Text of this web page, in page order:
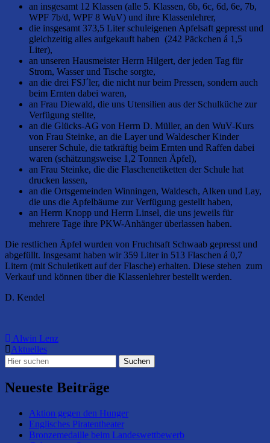
an insgesamt 12 Klassen (alle 5. Klassen, 6b, 6c, 6d, 6e, 7b,
WPF 7b/d, WPF 8 WuV) und ihre Klassenlehrer,
die insgesamt 373,5 Liter schuleigenen Apfelsaft gepresst und
gleichzeitig alles aufgekauft haben (242 Päckchen á 1,5
Liter),
an unseren Hausmeister Herrn Hilgert, der jeden Tag für
Strom, Wasser und Tische sorgte,
an die drei FSJ´ler, die nicht nur beim Pressen, sondern auch
beim Ernten dabei waren,
an Frau Diewald, die uns Utensilien aus der Schulküche zur
Verfügung stellte,
an die Glücks-AG von Herrn D. Müller, an den WuV-Kurs
von Frau Steinke, an die Layer und Waldescher Kinder
unserer Schule, die tatkräftig beim Ernten und Raffen dabei
waren (schätzungsweise 1,2 Tonnen Äpfel),
an Frau Steinke, die die Flaschenetiketten der Schule hat
drucken lassen,
an die Ortsgemeinden Winningen, Waldesch, Alken und Lay,
die uns die Apfelbäume zur Verfügung gestellt haben,
an Herrn Knopp und Herrn Linsel, die uns jeweils für
mehrere Tage ihre PKW-Anhänger überlassen haben.
Die restlichen Äpfel wurden von Fruchtsaft Schwaab gepresst und
abgefüllt. Insgesamt haben wir 359 Liter in 513 Flaschen á 0,7
Litern (mit Schuletikett auf der Flasche) erhalten. Diese stehen zum
Verkauf und können über die Klassenlehrer bestellt werden.
D. Kendel
Alwin Lenz
Aktuelles
Neueste Beiträge
Aktion gegen den Hunger
Englisches Piratentheater
Bronzemedaille beim Landeswettbewerb